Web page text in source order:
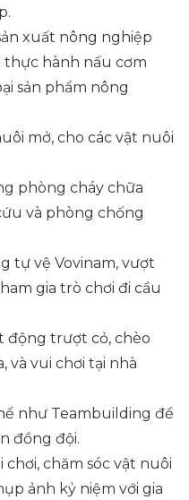
xuất nông nghiệp
thực hành nấu cơm
sản phẩm nông
mở, cho các vật nuôi
phòng cháy chữa
và phòng chống
tự vệ Vovinam, vượt
gia trò chơi đi cầu
động trượt cỏ, chèo
và vui chơi tại nhà
như Teambuilding để
đồng đội.
chăm sóc vật nuôi
ảnh kỷ niệm với gia